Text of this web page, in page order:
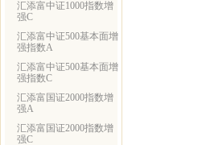
汇添富中证1000指数增
强C
汇添富中证500基本面增
强指数A
汇添富中证500基本面增
强指数C
汇添富国证2000指数增
强A
汇添富国证2000指数增
强C